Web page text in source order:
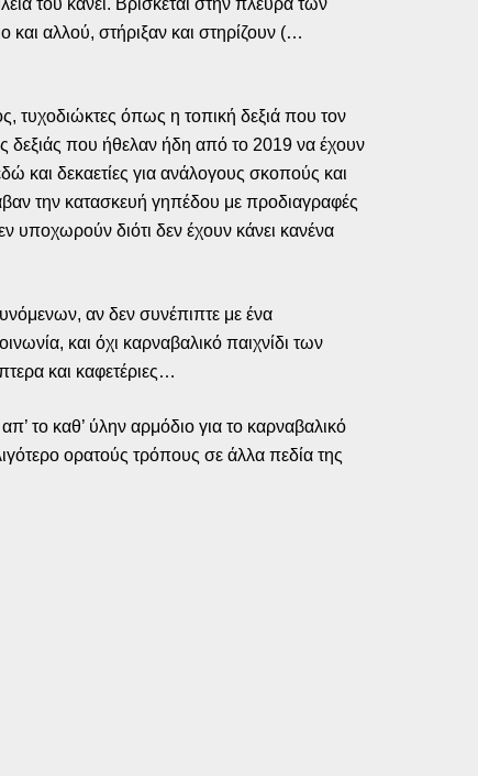
του κάνει. Βρίσκεται στην πλευρά των
αλλού, στήριξαν και στηρίζουν (…
τυχοδιώκτες όπως η τοπική δεξιά που τον
δεξιάς που ήθελαν ήδη από το 2019 να έχουν
και δεκαετίες για ανάλογους σκοπούς και
την κατασκευή γηπέδου με προδιαγραφές
υποχωρούν διότι δεν έχουν κάνει κανένα
αν δεν συνέπιπτε με ένα
και όχι καρναβαλικό παιχνίδι των
και καφετέριες…
το καθ’ ύλην αρμόδιο για το καρναβαλικό
ορατούς τρόπους σε άλλα πεδία της